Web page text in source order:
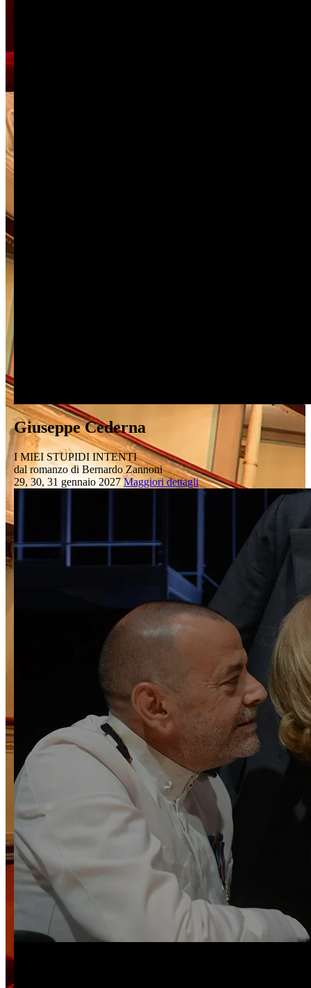
Giuseppe Cederna
I MIEI STUPIDI INTENTI
dal romanzo di Bernardo Zannoni
29, 30, 31 gennaio 2027Maggiori dettagli